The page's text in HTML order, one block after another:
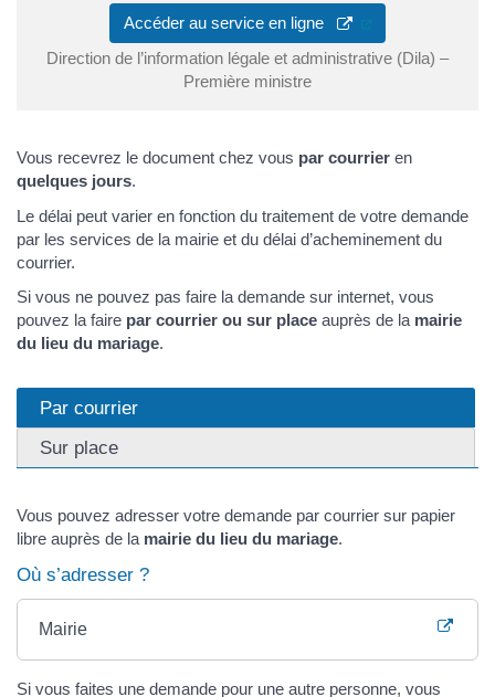
Accéder au service en ligne
(ouverture dans
Direction de l’information légale et administrative (Dila) –
Première ministre
Vous recevrez le document chez vous par courrier en
quelques jours.
Le délai peut varier en fonction du traitement de votre demande
par les services de la mairie et du délai d’acheminement du
courrier.
Si vous ne pouvez pas faire la demande sur internet, vous
pouvez la faire par courrier ou sur place auprès de la mairie
du lieu du mariage.
Par courrier
Sur place
Vous pouvez adresser votre demande par courrier sur papier
libre auprès de la mairie du lieu du mariage.
Où s’adresser ?
Mairie
Si vous faites une demande pour une autre personne, vous